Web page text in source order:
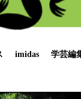
imidas 学芸編